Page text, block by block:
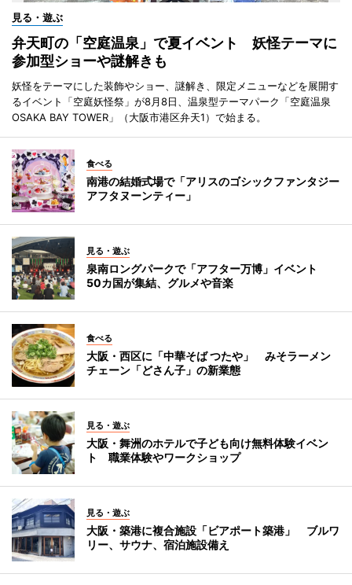
見る・遊ぶ
弁天町の「空庭温泉」で夏イベント 妖怪テーマに
参加型ショーや謎解きも
妖怪をテーマにした装飾やショー、謎解き、限定メニューなどを展開す
るイベント「空庭妖怪祭」が8月8日、温泉型テーマパーク「空庭温泉
OSAKA BAY TOWER」（大阪市港区弁天1）で始まる。
食べる
南港の結婚式場で「アリスのゴシックファンタジー
アフタヌーンティー」
見る・遊ぶ
泉南ロングパークで「アフター万博」イベント
50カ国が集結、グルメや音楽
食べる
大阪・西区に「中華そば つたや」 みそラーメン
チェーン「どさん子」の新業態
見る・遊ぶ
大阪・舞洲のホテルで子ども向け無料体験イベン
ト 職業体験やワークショップ
見る・遊ぶ
大阪・築港に複合施設「ビアポート築港」 ブルワ
リー、サウナ、宿泊施設備え